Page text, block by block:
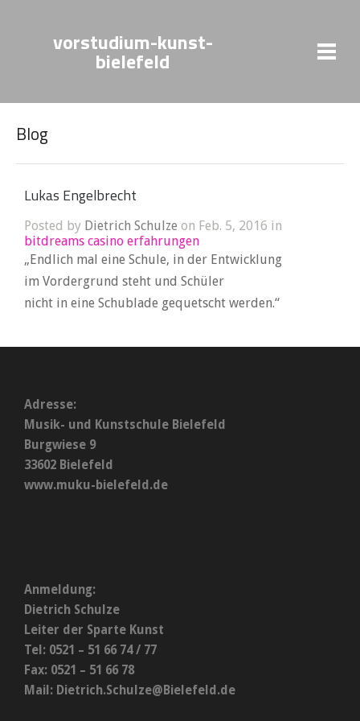
vorstudium-kunst-
bielefeld
Blog
Lukas Engelbrecht
Posted by Dietrich Schulze on Feb. 5, 2016 in
bitdreams casino erfahrungen
„Endlich mal eine Schule, in der Entwicklung
im Vordergrund steht und Schüler
nicht in eine Schublade gequetscht werden.“
Adresse:
Musik- und Kunstschule Bielefeld
Burgwiese 9
33602 Bielefeld
www.muku-bielefeld.de
Anmeldung:
Dietrich Schulze
Leiter der Sparte Kunst
Tel: 0521 – 51 66 74 / 77
Fax: 0521 – 51 66 78
Mail: Dietrich.Schulze@Bielefeld.de